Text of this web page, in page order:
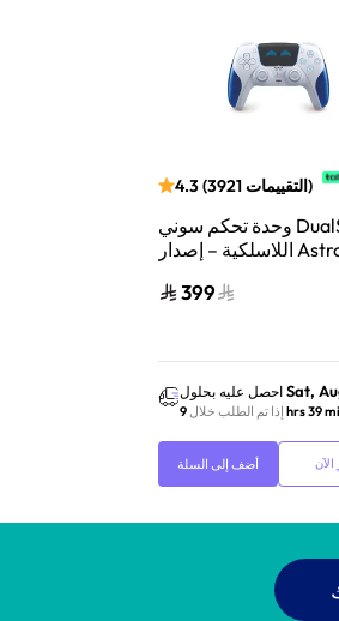
4.3(3921 التقييمات)
وحدة تحكم سوني DualSense®
اللاسلكية – إصدار Astrobot
399
احصل عليه بحلول Sat,
إذا تم الطلب خلال 9 hrs 39
أضف إلى السلة الآن